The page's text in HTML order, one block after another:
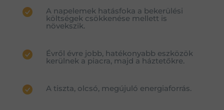
A napelemek hatásfoka a bekerülési
költségek csökkenése mellett is
növekszik.
Évről évre jobb, hatékonyabb eszközök
kerülnek a piacra, majd a háztetőkre.
A tiszta, olcsó, megújuló energiaforrás.